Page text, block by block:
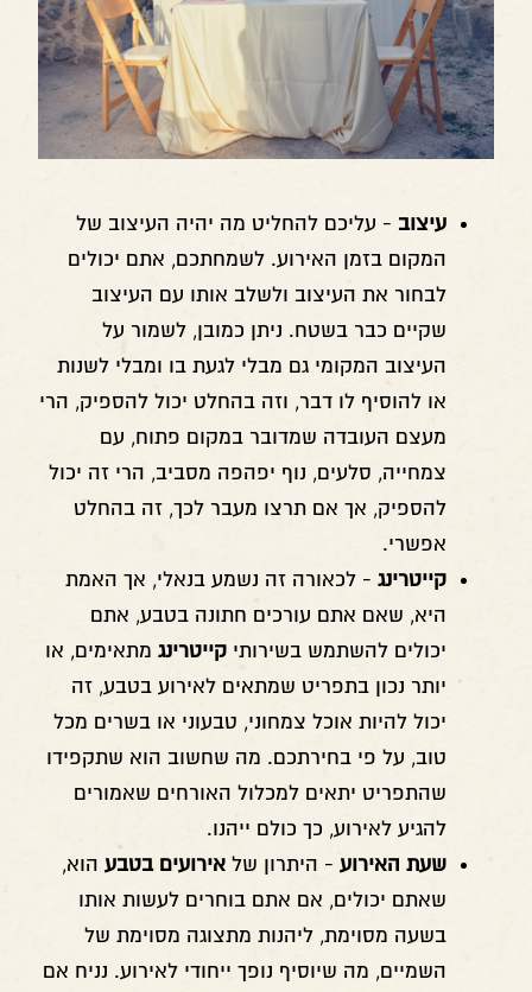
עיצוב - עליכם להחליט מה יהיה העיצוב של
המקום בזמן האירוע. לשמחתכם, אתם יכולים
לבחור את העיצוב ולשלב אותו עם העיצוב
שקיים כבר בשטח. ניתן כמובן, לשמור על
העיצוב המקומי גם מבלי לגעת בו ומבלי לשנות
או להוסיף לו דבר, וזה בהחלט יכול להספיק, הרי
מעצם העובדה שמדובר במקום פתוח, עם
צמחייה, סלעים, נוף יפהפה מסביב, הרי זה יכול
להספיק, אך אם תרצו מעבר לכך, זה בהחלט
אפשרי.
קייטרינג - לכאורה זה נשמע בנאלי, אך האמת
היא, שאם אתם עורכים חתונה בטבע, אתם
יכולים להשתמש בשירותיקייטרינג מתאימים, או
יותר נכון בתפריט שמתאים לאירוע בטבע, זה
יכול להיות אוכל צמחוני, טבעוני או בשרים מכל
טוב, על פי בחירתכם. מה שחשוב הוא שתקפידו
שהתפריט יתאים למכלול האורחים שאמורים
להגיע לאירוע, כך כולם ייהנו.
שעת האירוע - היתרון שלאירועים בטבע הוא,
שאתם יכולים, אם אתם בוחרים לעשות אותו
בשעה מסוימת, ליהנות מתצוגה מסוימת של
השמיים, מה שיוסיף נופך ייחודי לאירוע. נניח אם